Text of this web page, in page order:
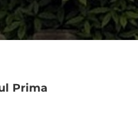
Prima